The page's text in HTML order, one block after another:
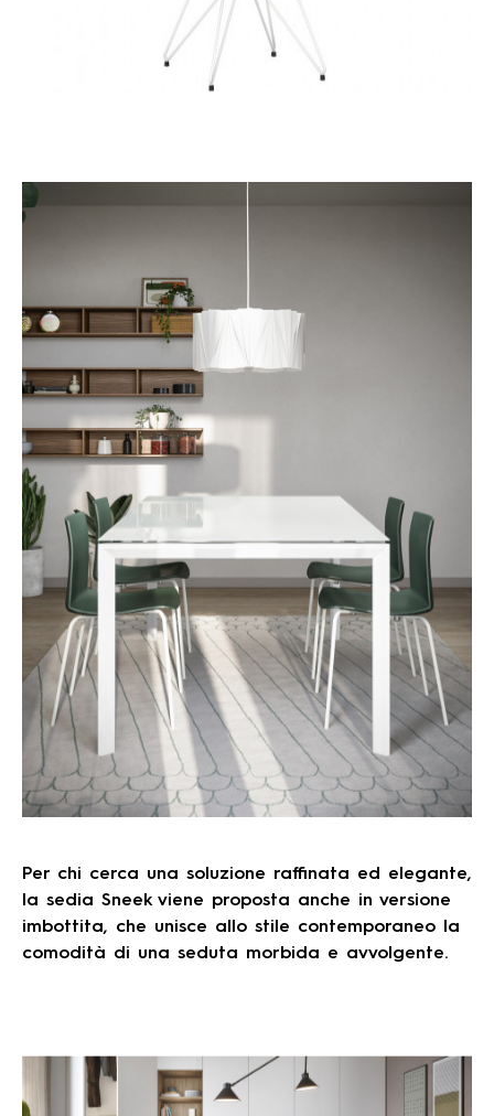
Per chi cerca una soluzione raffinata ed elegante,
la sedia Sneek viene proposta anche in versione
imbottita, che unisce allo stile contemporaneo la
comodità di una seduta morbida e avvolgente.